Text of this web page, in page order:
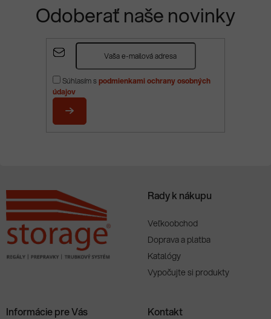
Odoberať naše novinky
Súhlasím spodmienkami ochrany osobných
údajov
PRIHLÁSIŤ
Rady k nákupu
Veľkoobchod
Doprava a platba
Katalógy
Vypočujte si produkty
Informácie pre Vás Kontakt